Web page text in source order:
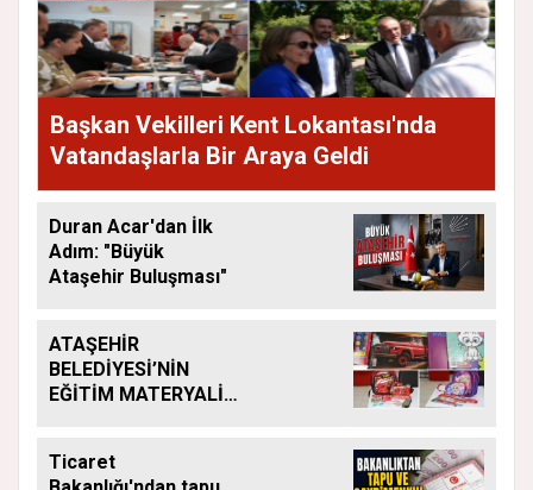
Başkan Vekilleri Kent Lokantası'nda
Vatandaşlarla Bir Araya Geldi
Duran Acar'dan İlk
Adım: "Büyük
Ataşehir Buluşması"
ATAŞEHİR
BELEDİYESİ’NİN
EĞİTİM MATERYALİ
SÜRÜYOR
Ticaret